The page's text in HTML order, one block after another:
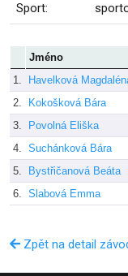
Sport:
Jméno
1.
Havelková
2.
Kokošková Bára
3.
Povolná Eliška
4. Suchánková Bára
5.
Bystřičanová Beáta
6. Slabová Emma
Zpět na detail